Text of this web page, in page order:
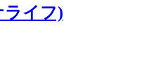
イフ)